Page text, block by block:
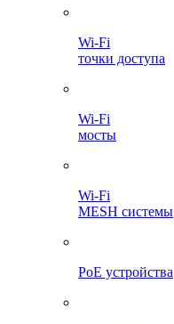
Wi-Fi
точки доступа
Wi-Fi
мосты
Wi-Fi
MESH системы
PoE устройства